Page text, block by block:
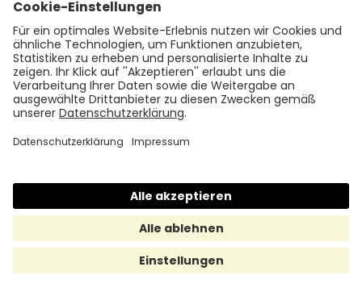
In Zukunft wird der Belegschaftsrabatt
voraussichtlich weiterhin eine wichtige Rolle
spielen, da Unternehmen bestrebt sind, ihre
Mitarbeitenden zu motivieren und zu binden.
Die fortschreitende Digitalisierung
ermöglicht es Unternehmen auch,
auf die individuellen Bedürfnisse der
Mitarbeitenden zugeschnitten sind.
Insgesamt bietet der Belegschaftsrabatt
eine Win-Win-Situation für Unternehmen
und Mitarbeitende. Unternehmen können